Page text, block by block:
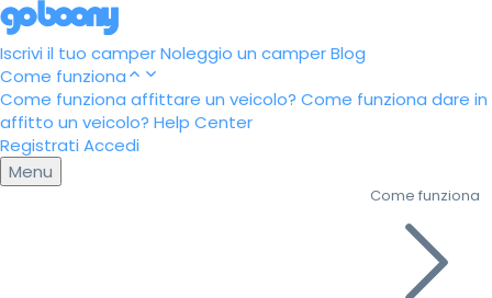
Iscrivi il tuo camperNoleggio un camperBlog
Come funziona
Come funziona affittare un veicolo? Come funziona dare in
affitto un veicolo? Help Center
Registrati Accedi
Menu
Come funziona